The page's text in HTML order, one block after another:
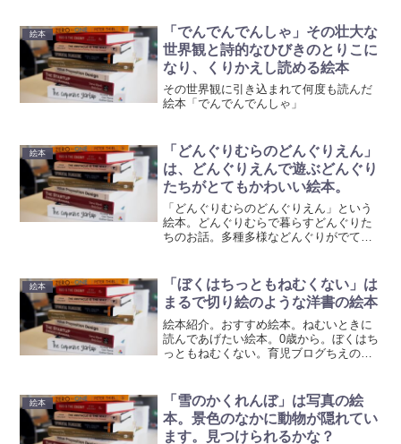
絵本
「でんでんでんしゃ」その壮大な
世界観と詩的なひびきのとりこに
なり、くりかえし読める絵本
その世界観に引き込まれて何度も読んだ
絵本「でんでんでんしゃ」
絵本
「どんぐりむらのどんぐりえん」
は、どんぐりえんで遊ぶどんぐり
たちがとてもかわいい絵本。
「どんぐりむらのどんぐりえん」という
絵本。どんぐりむらで暮らすどんぐりた
ちのお話。多種多様などんぐりがでてく
いとせがんでくる絵本。
絵本
「ぼくはちっともねむくない」は
まるで切り絵のような洋書の絵本
絵本紹介。おすすめ絵本。ねむいときに
読んであげたい絵本。0歳から。ぼくはち
っともねむくない。育児ブログちえの
絵本
「雪のかくれんぼ」は写真の絵
本。景色のなかに動物が隠れてい
ます。見つけられるかな？